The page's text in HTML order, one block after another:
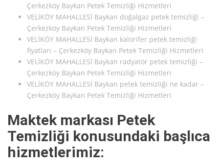
Çerkezköy Baykan Petek Temizliği Hizmetleri
VELİKÖY MAHALLESİ Baykan doğalgaz petek temizliği –
Çerkezköy Baykan Petek Temizliği Hizmetleri
VELİKÖY MAHALLESİ Baykan kalorifer petek temizliği
fiyatları – Çerkezköy Baykan Petek Temizliği Hizmetleri
VELİKÖY MAHALLESİ Baykan radyatör petek temizliği –
Çerkezköy Baykan Petek Temizliği Hizmetleri
VELİKÖY MAHALLESİ Baykan petek temizliği ne kadar –
Çerkezköy Baykan Petek Temizliği Hizmetleri
Maktek markası Petek
Temizliği konusundaki başlıca
hizmetlerimiz: